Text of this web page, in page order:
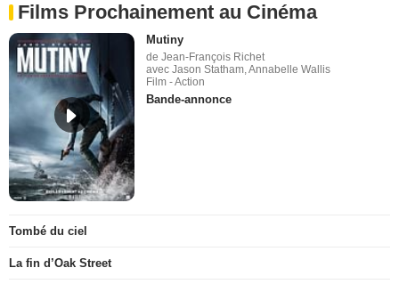
Films Prochainement au Cinéma
Mutiny
de Jean-François Richet
avec Jason Statham, Annabelle Wallis
Film - Action
Bande-annonce
Tombé du ciel
La fin d’Oak Street